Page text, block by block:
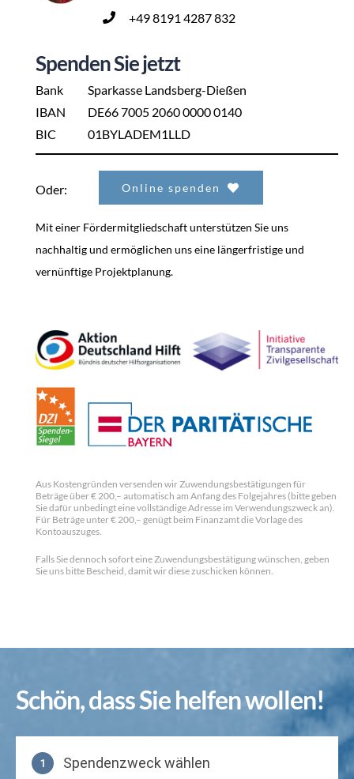
+49 8191 4287 832
Spenden Sie jetzt
Bank
IBAN
BIC
Sparkasse Landsberg-Dießen
DE66 7005 2060 0000 0140
01BYLADEM1LLD
Oder: Online spenden
Mit einer Fördermitgliedschaft unterstützen Sie uns
nachhaltig und ermöglichen uns eine längerfristige und
vernünftige Projektplanung.
Aus Kostengründen versenden wir Zuwendungsbestätigungen für
Beträge über € 200,– automatisch am Anfang des Folgejahres (bitte geben
Sie dafür unbedingt eine vollständige Adresse im Verwendungszweck an).
Für Beträge unter € 200,– genügt beim Finanzamt die Vorlage des
Kontoauszuges.
Falls Sie dennoch sofort eine Zuwendungsbestätigung wünschen, geben
Sie uns bitte Bescheid, damit wir diese zuschicken können.
Schön, dass Sie helfen wollen!
1 Spendenzweck wählen